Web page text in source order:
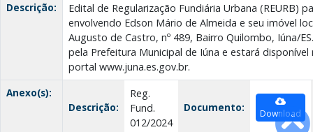
Descrição:
Edital de Regularização Fundiária Urbana (REURB)
envolvendo Edson Mário de Almeida e seu imóvel
Augusto de Castro, nº 489, Bairro Quilombo, Iúna/
pela Prefeitura Municipal de Iúna e estará
portal www.juna.es.gov.br.
Anexo(s):
Descrição:
Reg.
Fund.
012/2024
Documento: Download